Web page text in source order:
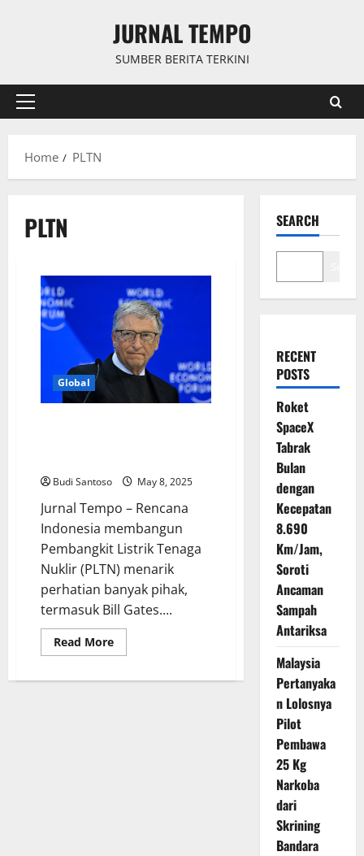
JURNAL TEMPO
SUMBER BERITA TERKINI
Primary
Home
PLTN
PLTN
Global
Budi Santoso May 8, 2025
Jurnal Tempo – Rencana
Indonesia membangun
Pembangkit Listrik Tenaga
Nuklir (PLTN) menarik
perhatian banyak pihak,
termasuk Bill Gates....
Read MoreRead
more
SEARCH
RECENT
POSTS
Roket
SpaceX
Tabrak
Bulan
dengan
Kecepatan
8.690
Km/Jam,
Soroti
Ancaman
Sampah
Antariksa
Malaysia
Pertanyaka
n Lolosnya
Pilot
Pembawa
25 Kg
Narkoba
dari
Skrining
Bandara